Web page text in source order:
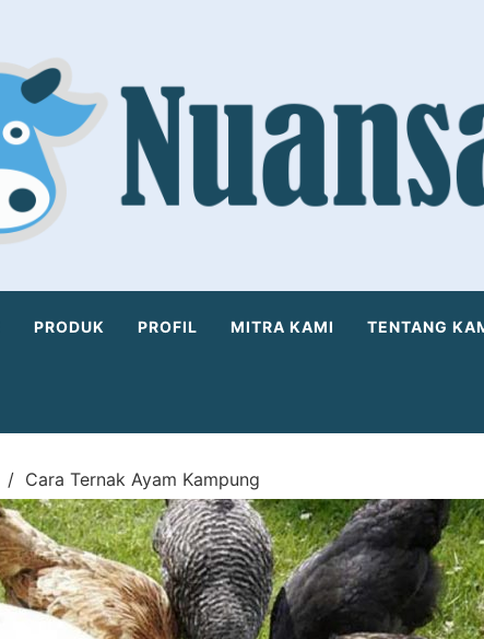
PRODUK PROFIL MITRA KAMI TENTANG
Cara Ternak Ayam Kampung